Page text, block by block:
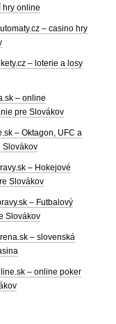
hry online
– casino hry
– loterie a losy
– online
pre Slovákov
– Oktagon, UFC a
Slovákov
– Hokejové
Slovákov
– Futbalový
Slovákov
– slovenská
– online poker